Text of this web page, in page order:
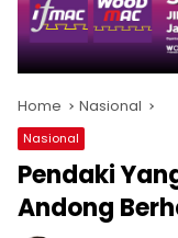
Home Nasional
Nasional
Pendaki
Andong